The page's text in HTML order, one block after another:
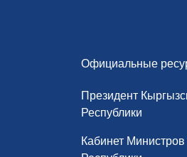
Официальные
Президент
Республики
Кабинет